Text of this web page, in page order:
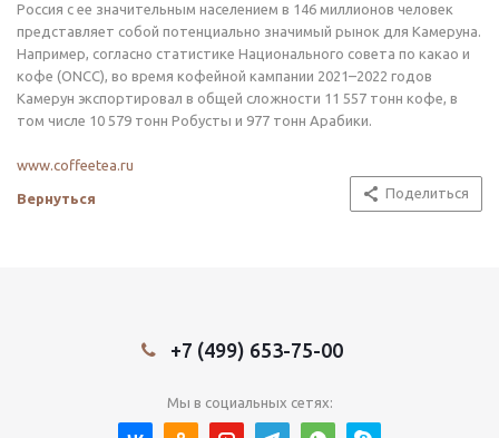
Россия с ее значительным населением в 146 миллионов человек
представляет собой потенциально значимый рынок для Камеруна.
Например, согласно статистике Национального совета по какао и
кофе (ONCC), во время кофейной кампании 2021–2022 годов
Камерун экспортировал в общей сложности 11 557 тонн кофе, в
том числе 10 579 тонн Робусты и 977 тонн Арабики.
www.coffeetea.ru
Вернуться Поделиться
+7 (499) 653-75-00
Мы в социальных сетях: